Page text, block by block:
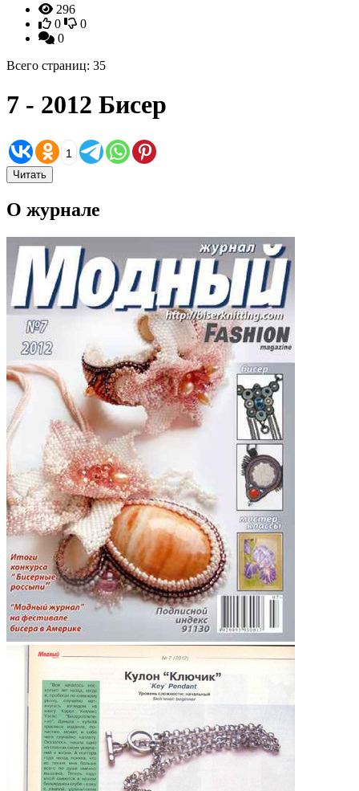
296
0
0
0
Всего страниц: 35
7 - 2012 Бисер
1
Читать
О журнале